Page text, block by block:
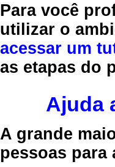
Para você
utilizar o
acessar um
as etapas do
Ajuda
A grande
pessoas para